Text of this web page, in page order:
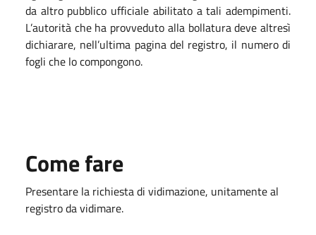
da altro pubblico ufficiale abilitato a tali adempimenti.
L’autorità che ha provveduto alla bollatura deve altresì
dichiarare, nell’ultima pagina del registro, il numero di
fogli che lo compongono.
Come fare
Presentare la richiesta di vidimazione, unitamente al
registro da vidimare.